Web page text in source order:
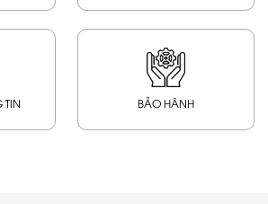
TIN BẢO HÀNH